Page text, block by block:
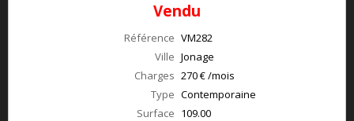
Vendu
Référence VM282
Ville Jonage
Charges 270 € /mois
Type Contemporaine
Surface 109.00